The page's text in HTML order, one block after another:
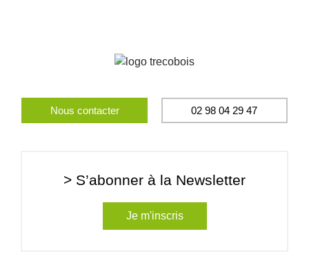
Nous contacter 02 98 04 29 47
> S’abonner à la Newsletter
Je m'inscris